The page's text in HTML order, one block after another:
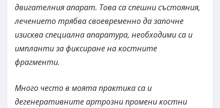
двигателния апарат. Това са спешни състояния,
лечението трябва своевременно да започне
изисква специална апаратура, необходими са и
импланти за фиксиране на костните
фрагменти.
Много често в моята практика са и
дегенеративните артрозни промени костни